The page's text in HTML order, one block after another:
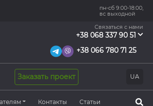
пн-сб 9:00-18:00,
вс выходной
Связаться с нами
+38 068 337 90 51
+38 066 780 71 25
UA
Заказать проект
Контакты Статьи